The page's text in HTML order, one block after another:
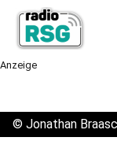
Anzeige
© Jonathan